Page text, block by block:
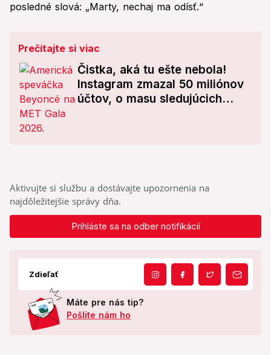
posledné slová: „Marty, nechaj ma odísť.“
Prečítajte si viac
Čistka, aká tu ešte nebola!
Instagram zmazal 50 miliónov
účtov, o masu sledujúcich
Aktivujte si službu a dostávajte upozornenia na
najdôležitejšie správy dňa.
Prihláste sa na odber notifikácií
Zdieľať
Máte pre nás tip?
Pošlite nám ho